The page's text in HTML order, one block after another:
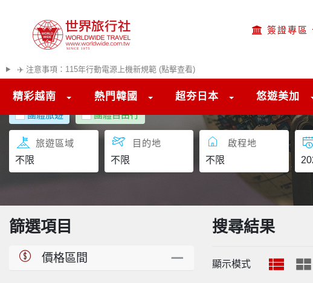
簽證專區
✈️ 注意事項：115年行動電源上機新規範 (點擊查看)
精彩越南 熱門韓國 超夯日本 悠遊美加
團體旅遊 團體自由行
旅遊區域 目的地 啟程地
篩選項目
價格區間
搜尋結果
顯示模式